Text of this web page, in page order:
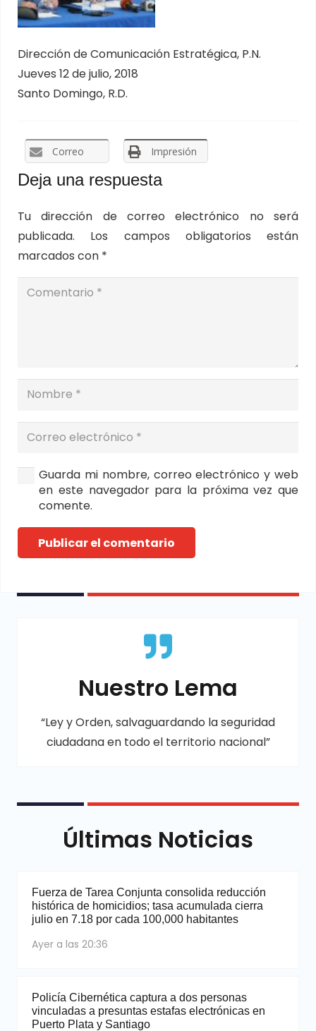
Dirección de Comunicación Estratégica, P.N.
Jueves 12 de julio, 2018
Santo Domingo, R.D.
Correo Impresión
Deja una respuesta
Tu dirección de correo electrónico no será
publicada.
Los campos obligatorios están
marcados con *
Guarda mi nombre, correo electrónico y web
en este navegador para la próxima vez que
comente.
Publicar el comentario
Nuestro Lema
“Ley y Orden, salvaguardando la seguridad
ciudadana en todo el territorio nacional”
Últimas Noticias
Fuerza de Tarea Conjunta consolida reducción
histórica de homicidios; tasa acumulada cierra
julio en 7.18 por cada 100,000 habitantes
Ayer a las 20:36
Policía Cibernética captura a dos personas
vinculadas a presuntas estafas electrónicas en
Puerto Plata y Santiago